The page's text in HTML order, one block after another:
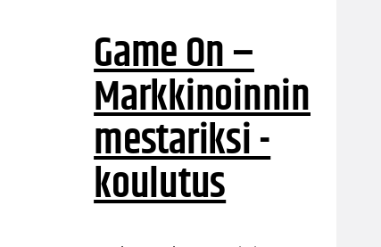
Game On –
Markkinoinnin
mestariksi -
koulutus